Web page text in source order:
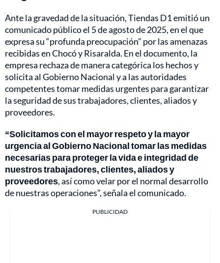
Ante la gravedad de la situación, Tiendas D1 emitió un
comunicado público el 5 de agosto de 2025, en el que
expresa su “profunda preocupación” por las amenazas
recibidas en Chocó y Risaralda. En el documento, la
empresa rechaza de manera categórica los hechos y
solicita al Gobierno Nacional y a las autoridades
competentes tomar medidas urgentes para garantizar
la seguridad de sus trabajadores, clientes, aliados y
proveedores.
“Solicitamos con el mayor respeto y la mayor
urgencia al Gobierno Nacional tomar las medidas
necesarias para proteger la vida e integridad de
nuestros trabajadores, clientes, aliados y
proveedores, así como velar por el normal desarrollo
de nuestras operaciones”, señala el comunicado.
PUBLICIDAD